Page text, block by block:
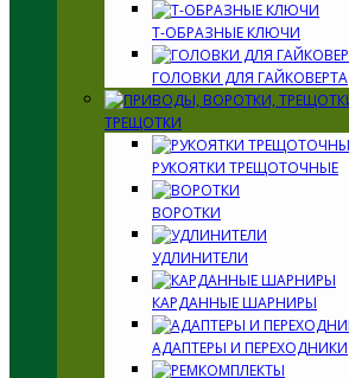
Т-ОБРАЗНЫЕ КЛЮЧИ
ГОЛОВКИ ДЛЯ ГАЙКОВЕРТА
ТРЕЩОТКИ
РУКОЯТКИ ТРЕЩОТОЧНЫЕ
ВОРОТКИ
УДЛИНИТЕЛИ
КАРДАННЫЕ ШАРНИРЫ
АДАПТЕРЫ И ПЕРЕХОДНИКИ